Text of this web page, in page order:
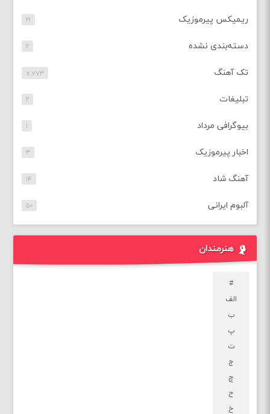
ریمیکس پیرموزیک ۲۱
دسته‌بندی نشده ۲
تک آهنگ ۷,۷۷۳
تبلیغات ۲
بیوگرافی مرداد ۱
اخبار پیرموزیک ۳
آهنگ شاد ۱۴
آلبوم ایرانی ۵۰
هنرمندان
#
الف
ب
پ
ت
ج
چ
ح
خ